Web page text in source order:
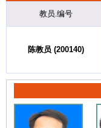
教员.编号
陈教员 (200140)